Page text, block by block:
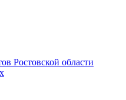
Ростовской области